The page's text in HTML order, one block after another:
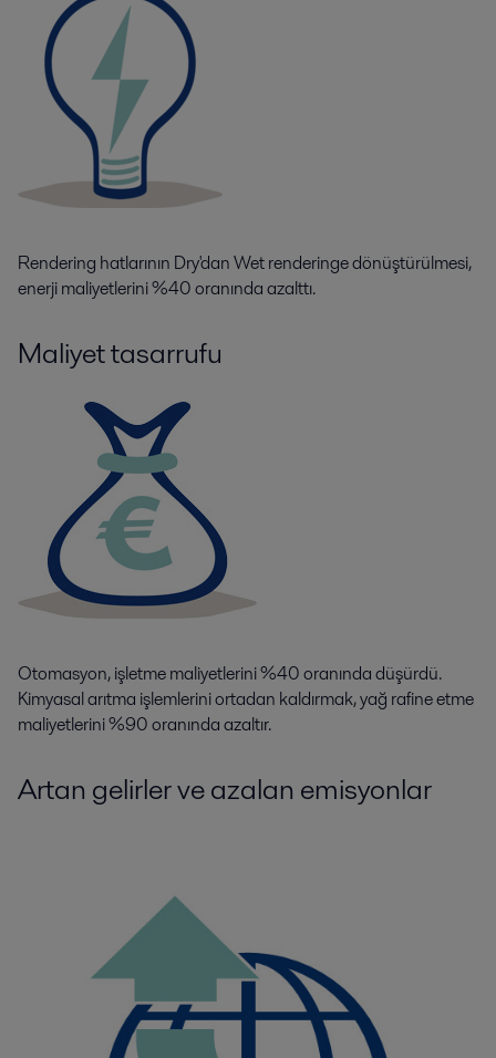
Rendering hatlarının Dry'dan Wet renderinge dönüştürülmesi,
enerji maliyetlerini %40 oranında azalttı.
Maliyet tasarrufu
Otomasyon, işletme maliyetlerini %40 oranında düşürdü.
Kimyasal arıtma işlemlerini ortadan kaldırmak, yağ rafine etme
maliyetlerini %90 oranında azaltır.
Artan gelirler ve azalan emisyonlar